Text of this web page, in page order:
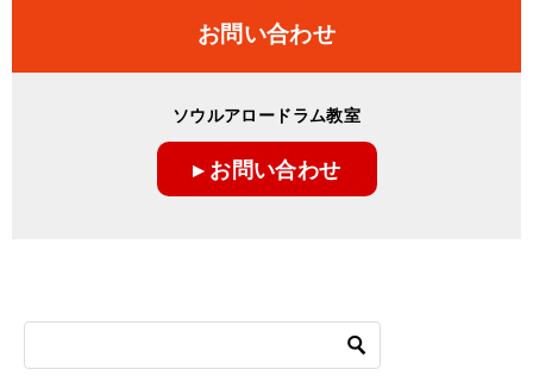
お問い合わせ
ソウルアロードラム教室
▸ お問い合わせ